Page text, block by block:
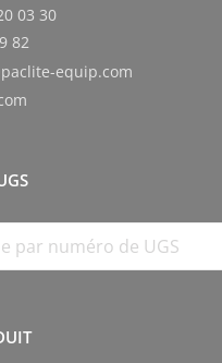
03 30
82
equip.com